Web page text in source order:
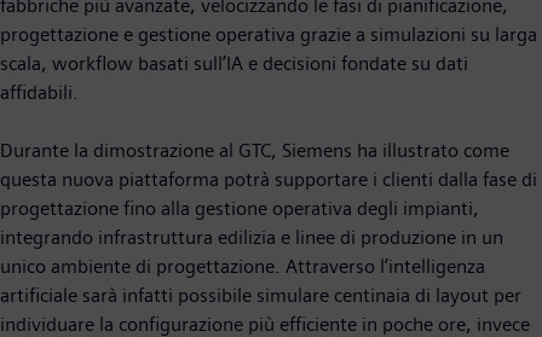
fabbriche più avanzate, velocizzando le fasi di pianificazione,
progettazione e gestione operativa grazie a simulazioni su larga
scala, workflow basati sull’IA e decisioni fondate su dati
affidabili.
Durante la dimostrazione al GTC, Siemens ha illustrato come
questa nuova piattaforma potrà supportare i clienti dalla fase di
progettazione fino alla gestione operativa degli impianti,
integrando infrastruttura edilizia e linee di produzione in un
unico ambiente di progettazione. Attraverso l’intelligenza
artificiale sarà infatti possibile simulare centinaia di layout per
individuare la configurazione più efficiente in poche ore, invece